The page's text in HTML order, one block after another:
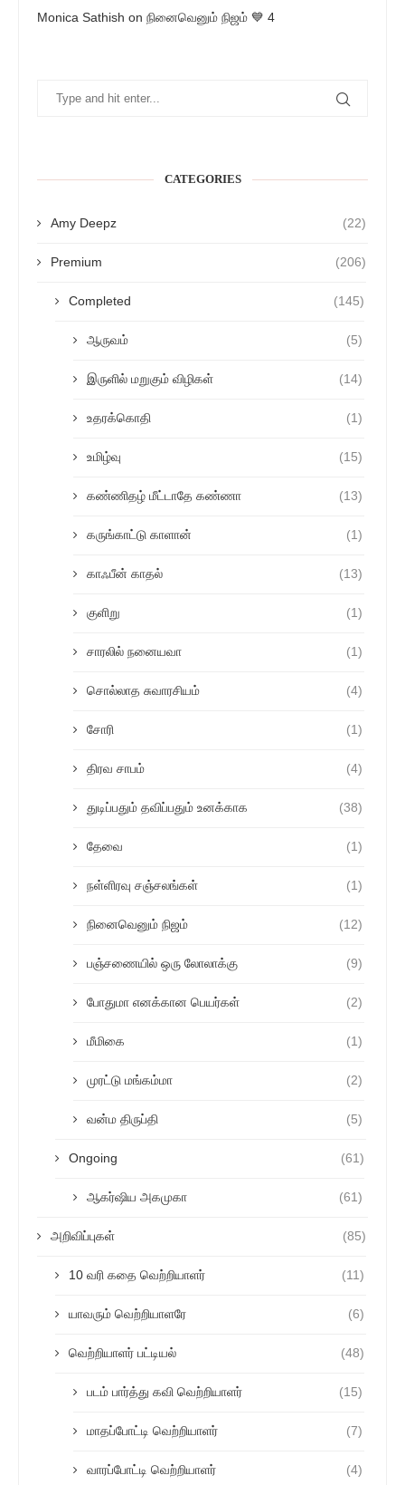
Monica Sathish on நினைவெனும் நிஜம் 💙 4
CATEGORIES
Amy Deepz (22)
Premium (206)
Completed (145)
ஆருவம் (5)
இருளில் மறுகும் விழிகள் (14)
உதரக்கொதி (1)
உமிழ்வு (15)
கண்ணிதழ் மீட்டாதே கண்ணா (13)
கருங்காட்டு காளான் (1)
காஃபீன் காதல் (13)
குளிறு (1)
சாரலில் நனையவா (1)
சொல்லாத சுவாரசியம் (4)
சோரி (1)
திரவ சாபம் (4)
துடிப்பதும் தவிப்பதும் உனக்காக (38)
தேவை (1)
நள்ளிரவு சஞ்சலங்கள் (1)
நினைவெனும் நிஜம் (12)
பஞ்சணையில் ஒரு லோலாக்கு (9)
போதுமா எனக்கான பெயர்கள் (2)
மீமிகை (1)
முரட்டு மங்கம்மா (2)
வன்ம திருப்தி (5)
Ongoing (61)
ஆகர்ஷிய அகமுகா (61)
அறிவிப்புகள் (85)
10 வரி கதை வெற்றியாளர் (11)
யாவரும் வெற்றியாளரே (6)
வெற்றியாளர் பட்டியல் (48)
படம் பார்த்து கவி வெற்றியாளர் (15)
மாதப்போட்டி வெற்றியாளர் (7)
வாரப்போட்டி வெற்றியாளர் (4)